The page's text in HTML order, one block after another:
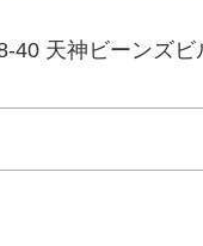
40 天神ビーンズビ